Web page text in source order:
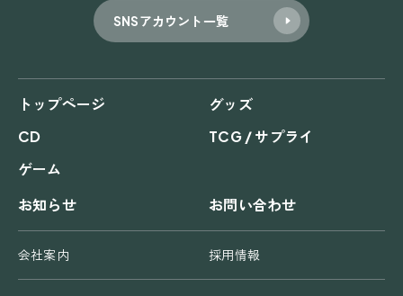
SNSアカウント一覧
トップページ
グッズ
CD
TCG / サプライ
ゲーム
お知らせ
お問い合わせ
会社案内 採用情報